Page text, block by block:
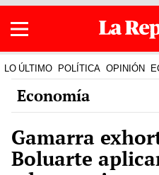
LO ÚLTIMO POLÍTICA OPINIÓN
Economía
Gamarra
Boluarte